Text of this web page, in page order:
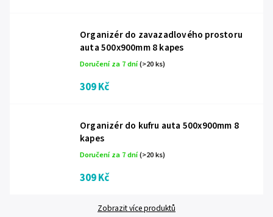
Organizér do zavazadlového prostoru
auta 500x900mm 8 kapes
Doručení za 7 dní(>20 ks)
309 Kč
Organizér do kufru auta 500x900mm 8
kapes
Doručení za 7 dní(>20 ks)
309 Kč
Zobrazit více produktů